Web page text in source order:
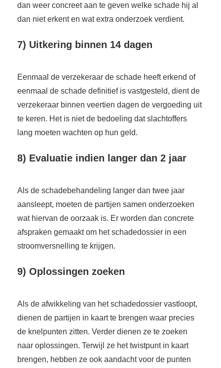
dan weer concreet aan te geven welke schade hij al
dan niet erkent en wat extra onderzoek verdient.
7) Uitkering binnen 14 dagen
Eenmaal de verzekeraar de schade heeft erkend of
eenmaal de schade definitief is vastgesteld, dient de
verzekeraar binnen veertien dagen de vergoeding uit
te keren. Het is niet de bedoeling dat slachtoffers
lang moeten wachten op hun geld.
8) Evaluatie indien langer dan 2 jaar
Als de schadebehandeling langer dan twee jaar
aansleept, moeten de partijen samen onderzoeken
wat hiervan de oorzaak is. Er worden dan concrete
afspraken gemaakt om het schadedossier in een
stroomversnelling te krijgen.
9) Oplossingen zoeken
Als de afwikkeling van het schadedossier vastloopt,
dienen de partijen in kaart te brengen waar precies
de knelpunten zitten. Verder dienen ze te zoeken
naar oplossingen. Terwijl ze het twistpunt in kaart
brengen, hebben ze ook aandacht voor de punten